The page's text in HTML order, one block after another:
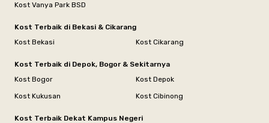
Kost Vanya Park BSD
Kost Terbaik di Bekasi & Cikarang
Kost Bekasi
Kost Cikarang
Kost Terbaik di Depok, Bogor & Sekitarnya
Kost Bogor
Kost Depok
Kost Kukusan
Kost Cibinong
Kost Terbaik Dekat Kampus Negeri